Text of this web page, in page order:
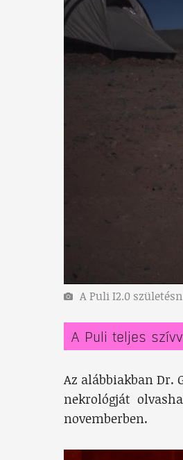
A Puli I2.0
A Puli teljes
Az alábbiakban Dr.
nekrológját
novemberben.